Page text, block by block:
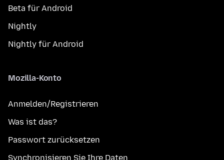
Beta für Android
Nightly
Nightly für Android
Mozilla-Konto
Anmelden/Registrieren
Was ist das?
Passwort zurücksetzen
Synchronisieren Sie Ihre Daten